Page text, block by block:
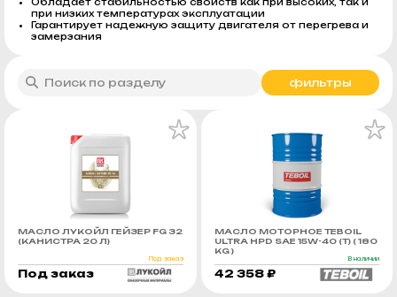
при низких температурах эксплуатации
Гарантирует надежную защиту двигателя от перегрева и
замерзания
фильтры
МАСЛО ЛУКОЙЛ ГЕЙЗЕР FG 32
(КАНИСТРА 20 Л)
Под заказ
Под заказ
МАСЛО МОТОРНОЕ TEBOIL
ULTRA HPD SAE 15W-40 (Т) ( 180
KG )
В наличии
42 358 ₽